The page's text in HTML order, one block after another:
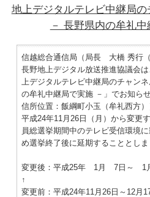
地上デジタルテレビ中継局
－ 長野県内の牟礼中
信越総合通信局（局長 大橋 秀行
長野地上デジタル放送推進協議会
上デジタルテレビ中継局のチャン
の牟礼中継局で実施 －」でお知ら
信所位置：飯綱町小玉（牟礼西方
平成24年11月26日（月）から変更
員総選挙期間中のテレビ受信環境
め選挙終了後に延期することとしま
変更後：平成25年 1月 7日～ 1
↑
変更前：平成24年11月26日～12月